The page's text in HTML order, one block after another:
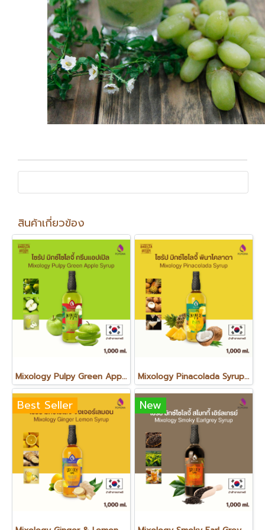
สินค้าเกี่ยวข้อง
Mixology Pulpy Green Apple Syrup ไซรัป มิกซ์โซโลจี้ กรีนแอปเปิ้ล Mixology Pinacolada Syrup ไซรัป มิกซ์โซโลจี้ พินาโคลาดา
Best Seller New